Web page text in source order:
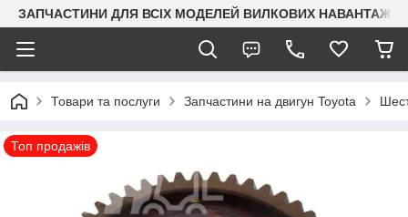
ЗАПЧАСТИНИ ДЛЯ ВСІХ МОДЕЛЕЙ ВИЛКОВИХ
Товари та послуги Запчастини на двигун Toyota
Топ продажів